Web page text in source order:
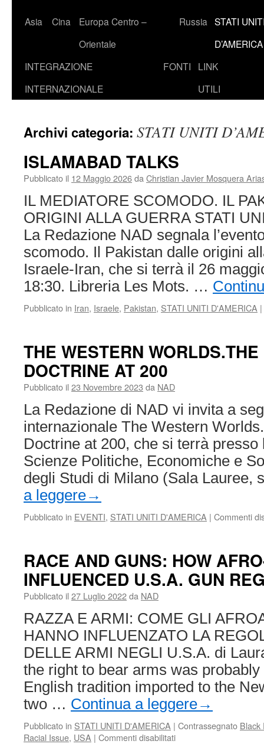
Asia Cina
Europa Centro –
Orientale
Russia STATI
D’AMERICA
INTEGRAZIONE
INTERNAZIONALE
FONTI
LINK
UTILI
Archivi categoria: STATI UNITI
ISLAMABAD TALKS
Pubblicato il 12 Maggio 2026da Christian Javier Mosquera
IL MEDIATORE SCOMODO. IL
ORIGINI ALLA GUERRA STATI
La Redazione NAD segnala
scomodo. Il Pakistan dalle origini
Israele-Iran, che si terrà il 26
18:30. Libreria Les Mots. …
Pubblicato in Iran, Israele, Pakistan, STATI UNITI D'AMERICA |
THE WESTERN
DOCTRINE AT 200
Pubblicato il 23 Novembre 2023 da NAD
La Redazione di NAD vi invita a
internazionale The Western
Doctrine at 200, che si terrà presso
Scienze Politiche, Economiche e
degli Studi di Milano (Sala
a leggere→
Pubblicato in EVENTI, STATI UNITI D'AMERICA | Commenti
RACE AND GUNS: HOW
INFLUENCED U.S.A. GUN
Pubblicato il 27 Luglio 2022da NAD
RAZZA E ARMI: COME GLI
HANNO INFLUENZATO LA
DELLE ARMI NEGLI U.S.A. di
the right to bear arms was
English tradition imported to the
two … Continua a leggere→
Pubblicato in STATI UNITI D'AMERICA | Contrassegnato Black
Racial Issue, USA | Commenti disabilitatisu